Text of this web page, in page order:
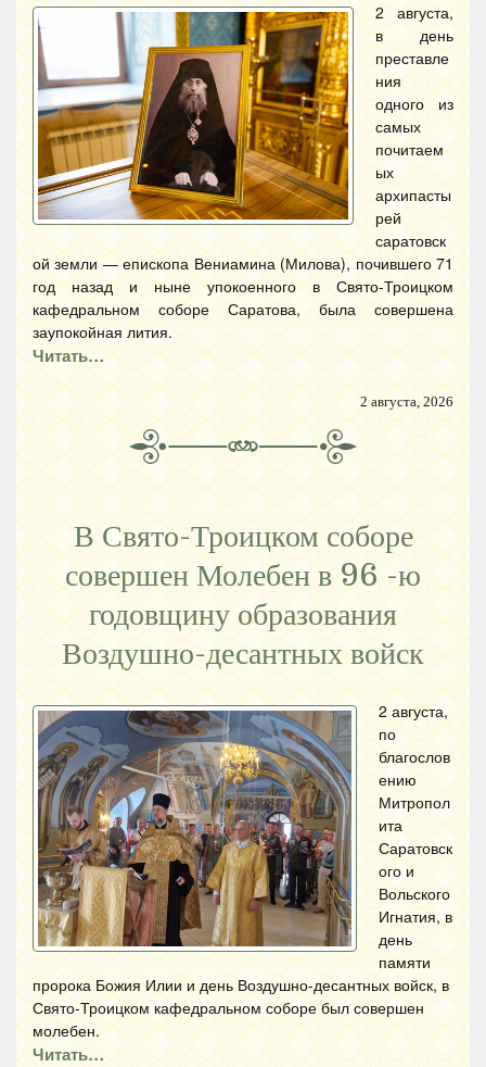
2 августа,
в день
преставле
ния
одного из
самых
почитаем
ых
архипасты
рей
саратовск
ой земли — епископа Вениамина (Милова), почившего 71
год назад и ныне упокоенного в Свято-Троицком
кафедральном соборе Саратова, была совершена
заупокойная лития.
Читать…
2 августа, 2026
В Свято-Троицком соборе
совершен Молебен в 96 -ю
годовщину образования
Воздушно-десантных войск
2 августа,
по
благослов
ению
Митропол
ита
Саратовск
ого и
Вольского
Игнатия, в
день
памяти
пророка Божия Илии и день Воздушно-десантных войск, в
Свято-Троицком кафедральном соборе был совершен
молебен.
Читать…